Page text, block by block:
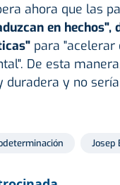
ahora que las
en
para "acelerar
De esta
duradera y no
Josep